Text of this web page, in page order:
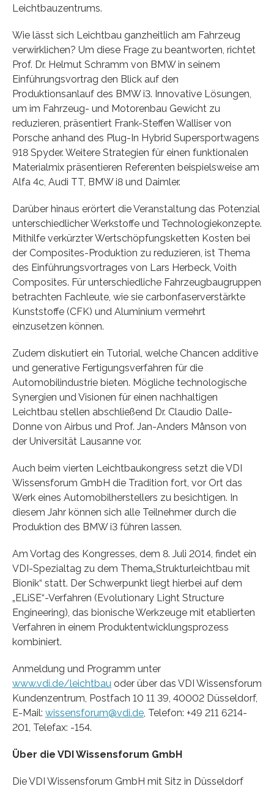
Leichtbauzentrums.
Wie lässt sich Leichtbau ganzheitlich am Fahrzeug
verwirklichen? Um diese Frage zu beantworten, richtet
Prof. Dr. Helmut Schramm von BMW in seinem
Einführungsvortrag den Blick auf den
Produktionsanlauf des BMW i3. Innovative Lösungen,
um im Fahrzeug- und Motorenbau Gewicht zu
reduzieren, präsentiert Frank-Steffen Walliser von
Porsche anhand des Plug-In Hybrid Supersportwagens
918 Spyder. Weitere Strategien für einen funktionalen
Materialmix präsentieren Referenten beispielsweise am
Alfa 4c, Audi TT, BMW i8 und Daimler.
Darüber hinaus erörtert die Veranstaltung das Potenzial
unterschiedlicher Werkstoffe und Technologiekonzepte.
Mithilfe verkürzter Wertschöpfungsketten Kosten bei
der Composites-Produktion zu reduzieren, ist Thema
des Einführungsvortrages von Lars Herbeck, Voith
Composites. Für unterschiedliche Fahrzeugbaugruppen
betrachten Fachleute, wie sie carbonfaserverstärkte
Kunststoffe (CFK) und Aluminium vermehrt
einzusetzen können.
Zudem diskutiert ein Tutorial, welche Chancen additive
und generative Fertigungsverfahren für die
Automobilindustrie bieten. Mögliche technologische
Synergien und Visionen für einen nachhaltigen
Leichtbau stellen abschließend Dr. Claudio Dalle-
Donne von Airbus und Prof. Jan-Anders Månson von
der Universität Lausanne vor.
Auch beim vierten Leichtbaukongress setzt die VDI
Wissensforum GmbH die Tradition fort, vor Ort das
Werk eines Automobilherstellers zu besichtigen. In
diesem Jahr können sich alle Teilnehmer durch die
Produktion des BMW i3 führen lassen.
Am Vortag des Kongresses, dem 8. Juli 2014, findet ein
VDI-Spezialtag zu dem Thema„Strukturleichtbau mit
Bionik“ statt. Der Schwerpunkt liegt hierbei auf dem
„ELiSE“-Verfahren (Evolutionary Light Structure
Engineering), das bionische Werkzeuge mit etablierten
Verfahren in einem Produktentwicklungsprozess
kombiniert.
Anmeldung und Programm unter
www.vdi.de/leichtbau oder über das VDI Wissensforum
Kundenzentrum, Postfach 10 11 39, 40002 Düsseldorf,
E-Mail: wissensforum@vdi.de, Telefon: +49 211 6214-
201, Telefax: -154.
Über die VDI Wissensforum GmbH
Die VDI Wissensforum GmbH mit Sitz in Düsseldorf